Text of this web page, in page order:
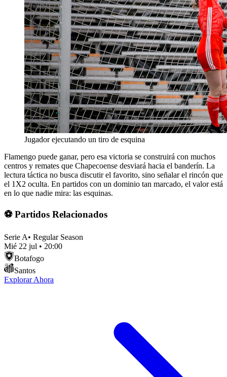
Jugador ejecutando un tiro de esquina
Flamengo puede ganar, pero esa victoria se construirá con muchos
centros y remates que Chapecoense desviará hacia el banderín. La
lectura táctica no busca discutir el favorito, sino señalar el rincón que
el 1X2 oculta. En partidos con un dominio tan marcado, el valor está
en lo que nadie mira: las esquinas.
⚽ Partidos Relacionados
Serie A• Regular Season
Mié 22 jul • 20:00
Botafogo
Santos
Explorar Ahora